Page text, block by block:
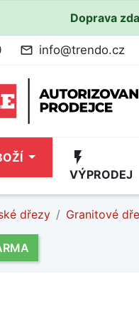
Doprava
mail_outline info@trendo.cz
flash_on
VÝPRODEJ
dřezy Granitové